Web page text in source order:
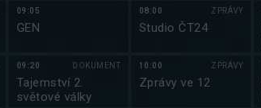
Od Yellowstonu k
Yukonu (4/4)
09:05
GEN
09:20 DOKUMENT
Tajemství 2.
světové války
08:00 ZPRÁVY
Studio ČT24
10:00 ZPRÁVY
Zprávy ve 12